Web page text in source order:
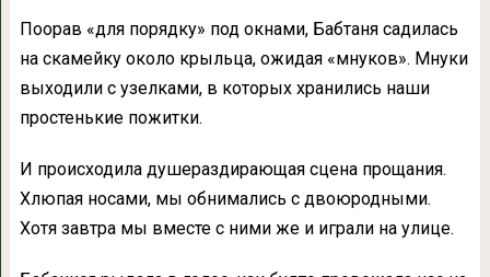
Поорав «для порядку» под окнами, Бабтаня садилась
на скамейку около крыльца, ожидая «мнуков». Мнуки
выходили с узелками, в которых хранились наши
простенькие пожитки.
И происходила душераздирающая сцена прощания.
Хлюпая носами, мы обнимались с двоюродными.
Хотя завтра мы вместе с ними же и играли на улице.